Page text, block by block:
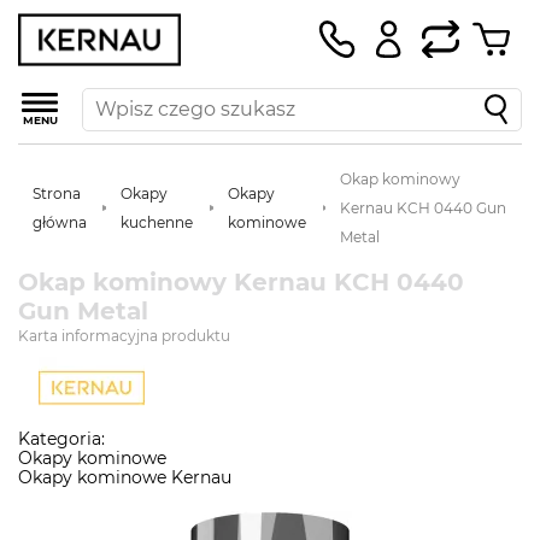
MENU
Strona
główna
Okapy
kuchenne
Okapy
kominowe
Okap kominowy
Kernau KCH 0440 Gun
Metal
Okap kominowy Kernau KCH 0440
Gun Metal
Karta informacyjna produktu
Kategoria:
Okapy kominowe
Okapy kominowe Kernau